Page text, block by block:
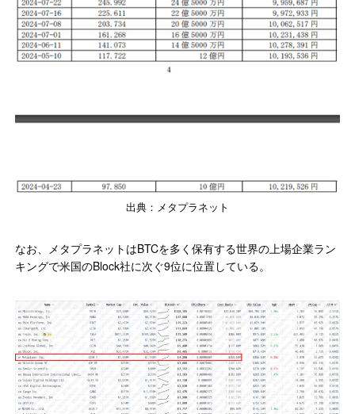
出典：メタプラネット
なお、メタプラネットはBTCを多く保有する世界の上場企業ラン
キングで米国のBlock社に次ぐ9位に位置している。